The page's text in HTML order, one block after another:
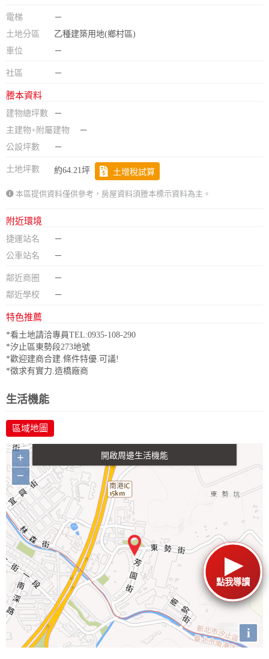
點我導讀
電梯
－
土地分區
乙種建築用地(鄉村區)
車位
－
社區 －
謄本資料
建物總坪數
－
主建物+附屬建物
－
公設坪數
－
土地坪數 約64.21坪 土增稅試算
本區提供資料僅供參考，房屋資料須謄本標示資料為主。
附近環境
捷運站名
－
公車站名
－
鄰近商圈
－
鄰近學校
－
特色推薦
*看土地請洽專員TEL:0935-108-290
*汐止區東勢段273地號
*歡迎建商合建.條件特優.可議!
*徵求有實力.造橋廠商
生活機能
區域地圖生活購物
+
−
i